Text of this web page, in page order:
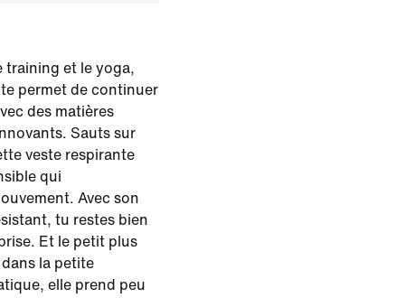
training et le yoga,
permet de continuer
des matières
Sauts sur
veste respirante
qui
Avec son
tu restes bien
Et le petit plus
la petite
elle prend peu